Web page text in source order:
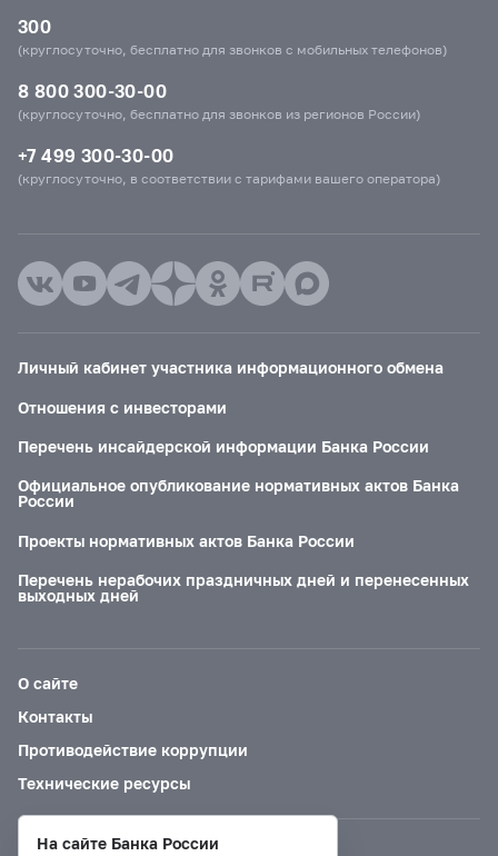
300
(круглосуточно, бесплатно для звонков с мобильных телефонов)
8 800 300-30-00
(круглосуточно, бесплатно для звонков из регионов России)
+7 499 300-30-00
(круглосуточно, в соответствии с тарифами вашего оператора)
Личный кабинет участника информационного обмена
Отношения с инвесторами
Перечень инсайдерской информации Банка России
Официальное опубликование нормативных актов Банка
России
Проекты нормативных актов Банка России
Перечень нерабочих праздничных дней и перенесенных
выходных дней
О сайте
Контакты
Противодействие коррупции
Технические ресурсы
На сайте Банка России